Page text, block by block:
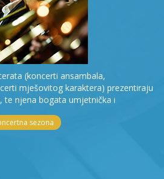
(koncerti ansambala,
mješovitog karaktera) prezentiraju
te njena bogata umjetnička i
sezona